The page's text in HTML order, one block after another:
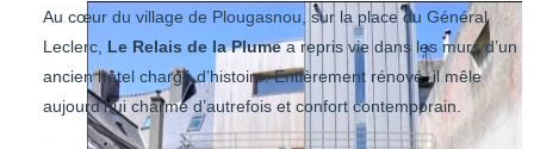
Au cœur du village de Plougasnou, sur la place du Général
Leclerc, Le Relais de la Plumea repris vie dans les murs d’un
ancien hôtel chargé d’histoire. Entièrement rénové, il mêle
aujourd’hui charme d’autrefois et confort contemporain.